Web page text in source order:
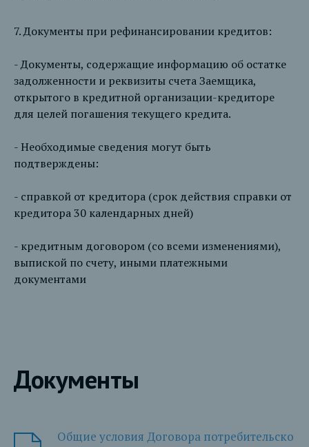
7. Документы при рефинансировании кредитов:
- Документы, содержащие информацию об остатке
задолженности и реквизиты счета Заемщика,
открытого в кредитной организации-кредиторе
для целей погашения текущего кредита.
- Необходимые сведения могут быть
подтверждены:
- справкой от кредитора (срок действия справки от
кредитора 30 календарных дней)
- кредитным договором (со всеми изменениями),
выпиской по счету, иными платежными
документами
Документы
Общие условия Договора потребительско